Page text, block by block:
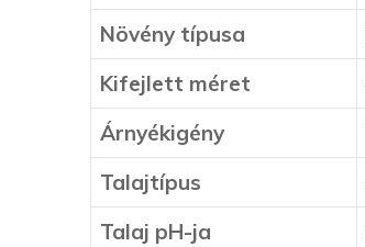
Növény típusa
Kifejlett méret
Árnyékigény
Talajtípus
Talaj pH-ja